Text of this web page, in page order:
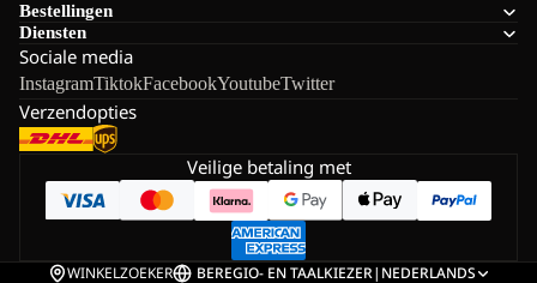
Bestellingen
Diensten
Sociale media
InstagramTiktokFacebookYoutubeTwitter
Verzendopties
Veilige betaling met
WINKELZOEKER BEREGIO- EN TAALKIEZER| NEDERLANDS